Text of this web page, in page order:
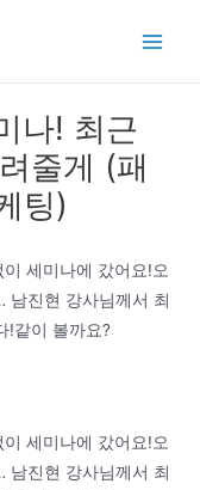
나! 최근
줄게 (패
팅)
세미나에 갔어요!오
남진현 강사님께서 최
!같이 볼까요?
세미나에 갔어요!오
남진현 강사님께서 최